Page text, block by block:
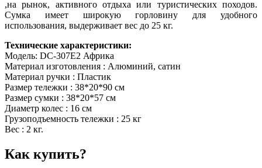
,на рынок, активного отдыха или туристических походов.
Сумка имеет широкую горловину для удобного
использования, выдерживает вес до 25 кг.
Технические характеристики:
Модель: DC-307E2 Африка
Материал изготовления : Алюминий, сатин
Материал ручки : Пластик
Размер тележки : 38*20*90 см
Размер сумки : 38*20*57 см
Диаметр колес : 16 см
Грузоподъемность тележки : 25 кг
Вес : 2 кг.
Как купить?